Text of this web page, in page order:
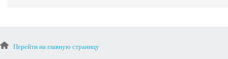
Перейти на главную страницу